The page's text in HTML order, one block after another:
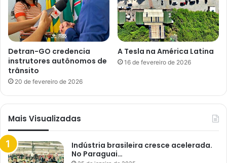
Detran-GO credencia
instrutores autônomos de
trânsito
20 de fevereiro de 2026
A Tesla na América Latina
16 de fevereiro de 2026
Mais Visualizadas
Indústria brasileira cresce acelerada.
No Paraguai…